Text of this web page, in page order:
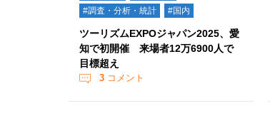
#調査・分析・統計
#国内
ツーリズムEXPOジャパン2025、愛
知で初開催 来場者12万6900人で
目標超え
3 コメント